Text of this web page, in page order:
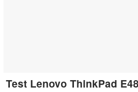
Test Lenovo ThinkPad